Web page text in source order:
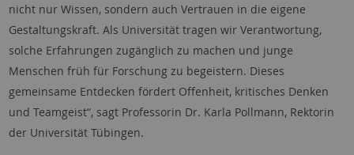
nicht nur Wissen, sondern auch Vertrauen in die eigene
Gestaltungskraft. Als Universität tragen wir Verantwortung,
solche Erfahrungen zugänglich zu machen und junge
Menschen früh für Forschung zu begeistern. Dieses
gemeinsame Entdecken fördert Offenheit, kritisches Denken
und Teamgeist“, sagt Professorin Dr. Karla Pollmann, Rektorin
der Universität Tübingen.